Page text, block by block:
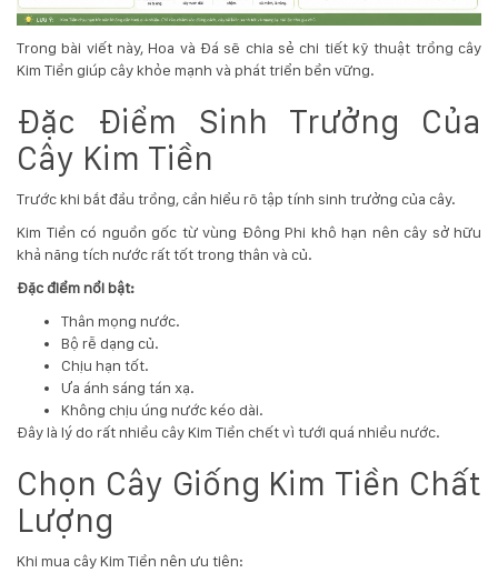
Hotline
:
hoasenvietdn@gmail.com
573
Nguyễn
Cẩm
Đà
-
Trong bài viết này, Hoa và Đá sẽ chia sẻ chi tiết kỹ thuật trồng cây
Kim Tiền giúp cây khỏe mạnh và phát triển bền vững.
Đặc Điểm Sinh Trưởng Của
Cây Kim Tiền
Trước khi bắt đầu trồng, cần hiểu rõ tập tính sinh trưởng của cây.
Kim Tiền có nguồn gốc từ vùng Đông Phi khô hạn nên cây sở hữu
khả năng tích nước rất tốt trong thân và củ.
Đặc điểm nổi bật:
Thân mọng nước.
Bộ rễ dạng củ.
Chịu hạn tốt.
Ưa ánh sáng tán xạ.
Không chịu úng nước kéo dài.
Đây là lý do rất nhiều cây Kim Tiền chết vì tưới quá nhiều nước.
Chọn Cây Giống Kim Tiền Chất
Lượng
Khi mua cây Kim Tiền nên ưu tiên: